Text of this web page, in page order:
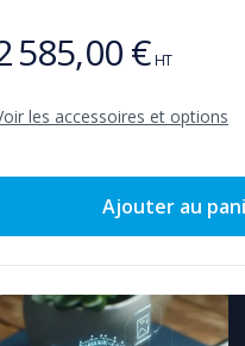
C23AB-80M
585,00 € HT
les accessoires et options
Ajouter au